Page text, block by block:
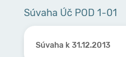
Súvaha Úč POD 1-01
Súvaha k 31.12.2013